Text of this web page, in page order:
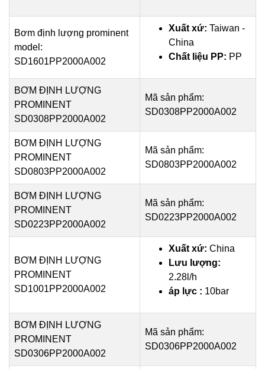
Bơm định lượng prominent
model:
SD1601PP2000A002
Xuất xứ: Taiwan -
China
Chất liệu PP: PP
BƠM ĐỊNH LƯỢNG
PROMINENT
SD0308PP2000A002
Mã sản phẩm:
SD0308PP2000A002
BƠM ĐỊNH LƯỢNG
PROMINENT
SD0803PP2000A002
Mã sản phẩm:
SD0803PP2000A002
BƠM ĐỊNH LƯỢNG
PROMINENT
SD0223PP2000A002
Mã sản phẩm:
SD0223PP2000A002
BƠM ĐỊNH LƯỢNG
PROMINENT
SD1001PP2000A002
Xuất xứ: China
Lưu lượng:
2.28l/h
áp lực : 10bar
BƠM ĐỊNH LƯỢNG
PROMINENT
SD0306PP2000A002
Mã sản phẩm:
SD0306PP2000A002